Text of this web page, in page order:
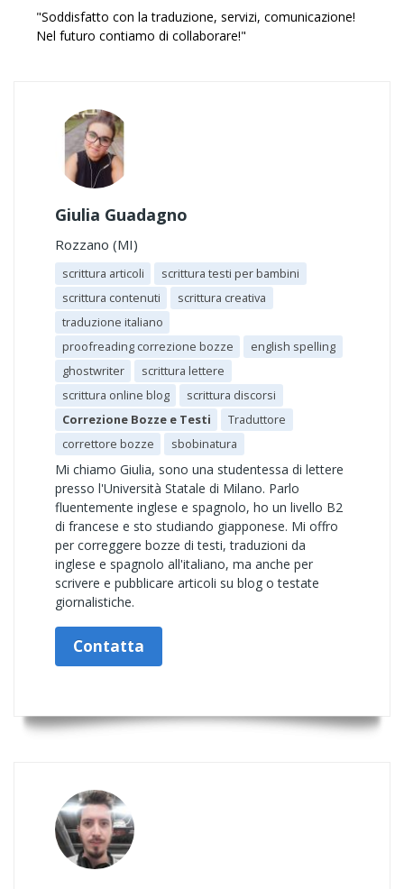
"Soddisfatto con la traduzione, servizi, comunicazione!
Nel futuro contiamo di collaborare!"
Giulia Guadagno
Rozzano (MI)
scrittura articoli
scrittura testi per bambini
scrittura contenuti
scrittura creativa
traduzione italiano
proofreading correzione bozze
english spelling
ghostwriter
scrittura lettere
scrittura online blog
scrittura discorsi
Correzione Bozze e Testi
Traduttore
correttore bozze
sbobinatura
Mi chiamo Giulia, sono una studentessa di lettere
presso l'Università Statale di Milano. Parlo
fluentemente inglese e spagnolo, ho un livello B2
di francese e sto studiando giapponese. Mi offro
per correggere bozze di testi, traduzioni da
inglese e spagnolo all'italiano, ma anche per
scrivere e pubblicare articoli su blog o testate
giornalistiche.
Contatta